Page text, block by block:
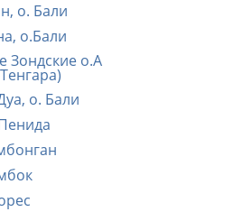
о. Бали
о.Бали
Зондские о.А
о. Бали